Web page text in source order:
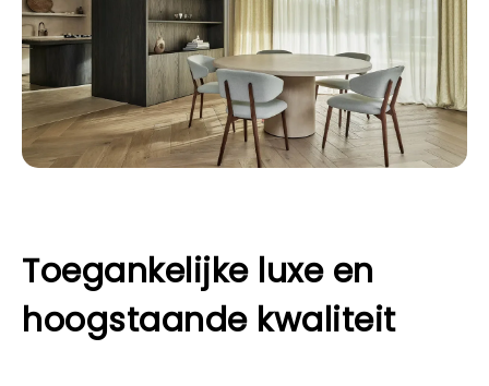
Toegankelijke luxe en
hoogstaande kwaliteit